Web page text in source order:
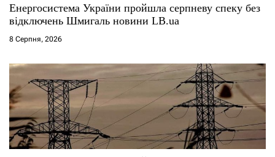
Енергосистема України пройшла серпневу спеку без
відключень Шмигаль новини LB.ua
8 Серпня, 2026